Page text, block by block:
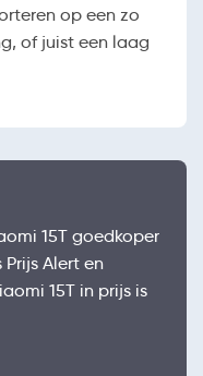
op een zo
of juist een laag
15T goedkoper
Alert en
15T in prijs is